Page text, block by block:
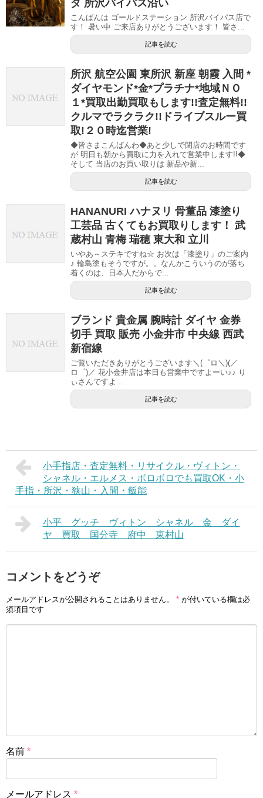
ダ 所沢バイパス沿い
こんばんは ゴールドステーション 所沢バイパス店で
す！ 暑い中 ご来店ありがとうございます！ 皆さ...
記事を読む
所沢 航空公園 東所沢 新座 朝霞 入間 *
ダイヤモンド*金*プラチナ*地域ＮＯ
１*買取出勤買取もします!!査定無料!!
クルマでラクラク!!ドライブスルー買
取!２０時迄営業!
◆皆さまこんばんわ◆あと少しで閉店のお時間です
が 明日も朝から買取に力を入れて営業中します!!◆
そして 当店のお買い取りは 新品や新...
記事を読む
HANANURI ハナヌリ 骨董品 漆塗り
工芸品 古くてもお買取りします！ 武
蔵村山 青梅 瑞穂 東大和 立川
いやあ～ステキですね☆ お次は「漆塗り」のご案内
♪ 輪島塗もそうですが。。なんかこういうのが落ち
着くのは、日本人だからで...
記事を読む
ブランド 貴金属 腕時計 ダイヤ 金券
切手 買取 販売 小金井市 中央線 西武
新宿線
ご覧いただきありがとうございます＼(゜ロ＼)(／
ロ゜)／ 花小金井店は本日も営業中ですよーい♪♪ り
ぃさんですよ...
記事を読む
小手指店・査定無料・リサイクル・ヴィトン・
シャネル・エルメス・ボロボロでも買取OK・小
手指・所沢・狭山・入間・飯能
小平 グッチ ヴィトン シャネル 金 ダイ
ヤ 買取 国分寺 府中 東村山
コメントをどうぞ
メールアドレスが公開されることはありません。 * が付いている欄は必
須項目です
名前 *
メールアドレス *